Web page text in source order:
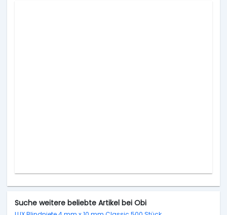
Suche weitere beliebte Artikel bei Obi